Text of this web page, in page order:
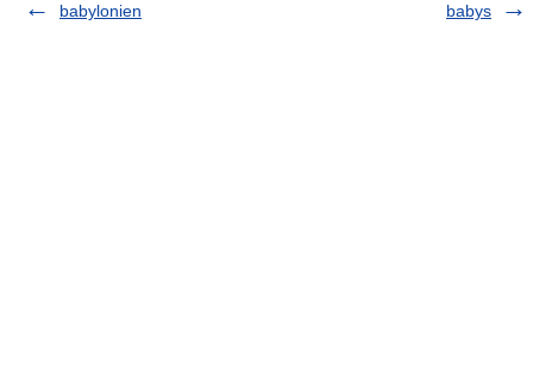
babylonien
babys